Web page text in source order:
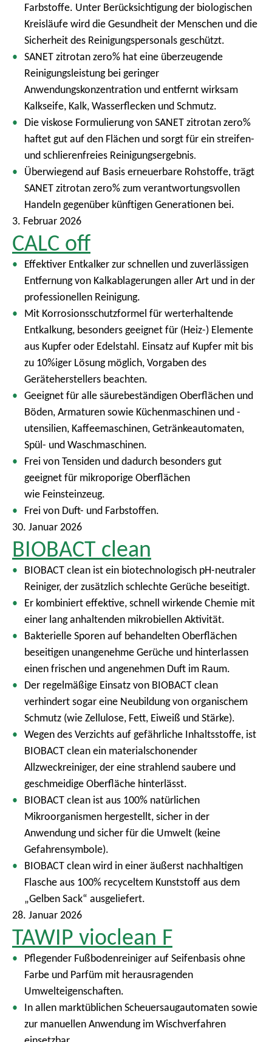
Farbstoffe. Unter Berücksichtigung der biologischen
Kreisläufe wird die Gesundheit der Menschen und die
Sicherheit des Reinigungspersonals geschützt.
SANET zitrotan zero% hat eine überzeugende
Reinigungsleistung bei geringer
Anwendungskonzentration und entfernt wirksam
Kalkseife, Kalk, Wasserflecken und Schmutz.
Die viskose Formulierung von SANET zitrotan zero%
haftet gut auf den Flächen und sorgt für ein streifen-
und schlierenfreies Reinigungsergebnis.
Überwiegend auf Basis erneuerbare Rohstoffe, trägt
SANET zitrotan zero% zum verantwortungsvollen
Handeln gegenüber künftigen Generationen bei.
3. Februar 2026
CALC off
Effektiver Entkalker zur schnellen und zuverlässigen
Entfernung von Kalkablagerungen aller Art und in der
professionellen Reinigung.
Mit Korrosionsschutzformel für werterhaltende
Entkalkung, besonders geeignet für (Heiz-) Elemente
aus Kupfer oder Edelstahl. Einsatz auf Kupfer mit bis
zu 10%iger Lösung möglich, Vorgaben des
Geräteherstellers beachten.
Geeignet für alle säurebeständigen Oberflächen und
Böden, Armaturen sowie Küchenmaschinen und -
utensilien, Kaffeemaschinen, Getränkeautomaten,
Spül- und Waschmaschinen.
Frei von Tensiden und dadurch besonders gut
geeignet für mikroporige Oberflächen
wie Feinsteinzeug.
Frei von Duft- und Farbstoffen.
30. Januar 2026
BIOBACT clean
BIOBACT clean ist ein biotechnologisch pH-neutraler
Reiniger, der zusätzlich schlechte Gerüche beseitigt.
Er kombiniert effektive, schnell wirkende Chemie mit
einer lang anhaltenden mikrobiellen Aktivität.
Bakterielle Sporen auf behandelten Oberflächen
beseitigen unangenehme Gerüche und hinterlassen
einen frischen und angenehmen Duft im Raum.
Der regelmäßige Einsatz von BIOBACT clean
verhindert sogar eine Neubildung von organischem
Schmutz (wie Zellulose, Fett, Eiweiß und Stärke).
Wegen des Verzichts auf gefährliche Inhaltsstoffe, ist
BIOBACT clean ein materialschonender
Allzweckreiniger, der eine strahlend saubere und
geschmeidige Oberfläche hinterlässt.
BIOBACT clean ist aus 100% natürlichen
Mikroorganismen hergestellt, sicher in der
Anwendung und sicher für die Umwelt (keine
Gefahrensymbole).
BIOBACT clean wird in einer äußerst nachhaltigen
Flasche aus 100% recyceltem Kunststoff aus dem
„Gelben Sack“ ausgeliefert.
28. Januar 2026
TAWIP vioclean F
Pflegender Fußbodenreiniger auf Seifenbasis ohne
Farbe und Parfüm mit herausragenden
Umwelteigenschaften.
In allen marktüblichen Scheuersaugautomaten sowie
zur manuellen Anwendung im Wischverfahren